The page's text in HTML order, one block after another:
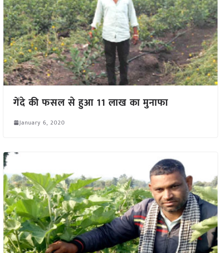
गेंदे की फसल से हुआ 11 लाख का मुनाफा
January 6, 2020